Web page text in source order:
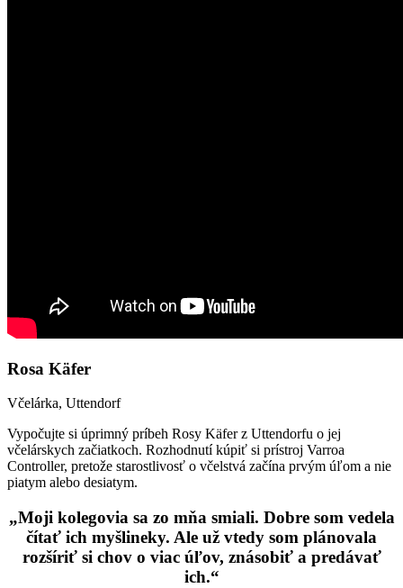
Rosa Käfer
Včelárka, Uttendorf
Vypočujte si úprimný príbeh Rosy Käfer z Uttendorfu o jej
včelárskych začiatkoch. Rozhodnutí kúpiť si prístroj Varroa
Controller, pretože starostlivosť o včelstvá začína prvým úľom a nie
piatym alebo desiatym.
„Moji kolegovia sa zo mňa smiali. Dobre som vedela
čítať ich myšlineky. Ale už vtedy som plánovala
rozšíriť si chov o viac úľov, znásobiť a predávať
ich.“